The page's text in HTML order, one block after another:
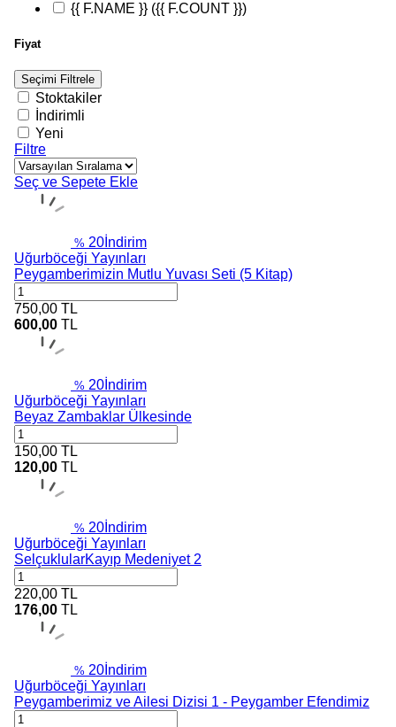
{{ F.NAME }} ({{ F.COUNT }})
Fiyat
Seçimi Filtrele
Stoktakiler
İndirimli
Yeni
Filtre
Seç ve Sepete Ekle
% 20 İndirim
Uğurböceği Yayınları
Peygamberimizin Mutlu Yuvası Seti (5 Kitap)
750,00 TL
600,00 TL
% 20 İndirim
Uğurböceği Yayınları
Beyaz Zambaklar Ülkesinde
150,00 TL
120,00 TL
% 20 İndirim
Uğurböceği Yayınları
SelçuklularKayıp Medeniyet 2
220,00 TL
176,00 TL
% 20 İndirim
Uğurböceği Yayınları
Peygamberimiz ve Ailesi Dizisi 1 - Peygamber Efendimiz